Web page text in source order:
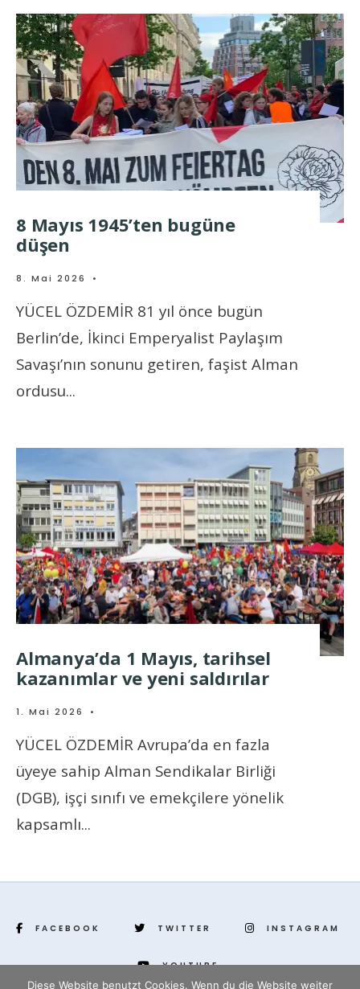
8 Mayıs 1945’ten bugüne
düşen
8. Mai 2026 •
YÜCEL ÖZDEMİR 81 yıl önce bugün
Berlin’de, İkinci Emperyalist Paylaşım
Savaşı’nın sonunu getiren, faşist Alman
ordusu...
Almanya’da 1 Mayıs, tarihsel
kazanımlar ve yeni saldırılar
1. Mai 2026 •
YÜCEL ÖZDEMİR Avrupa’da en fazla
üyeye sahip Alman Sendikalar Birliği
(DGB), işçi sınıfı ve emekçilere yönelik
kapsamlı...
FACEBOOK TWITTER INSTAGRAM
YOUTUBE
Diese Website benutzt Cookies. Wenn du die Website weiter